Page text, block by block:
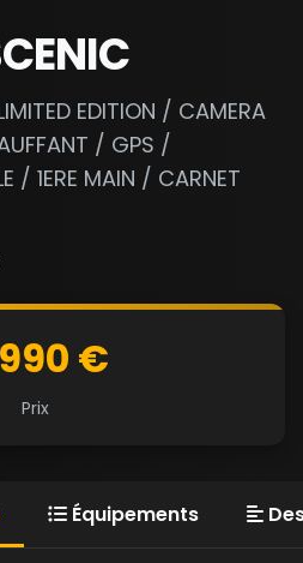
EDITION / CAMERA
/ GPS /
/ 1ERE MAIN / CARNET
990 €
Prix
Équipements